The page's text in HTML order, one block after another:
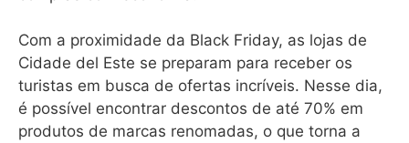
Com a proximidade da Black Friday, as lojas de
Cidade del Este se preparam para receber os
turistas em busca de ofertas incríveis. Nesse dia,
é possível encontrar descontos de até 70% em
produtos de marcas renomadas, o que torna a